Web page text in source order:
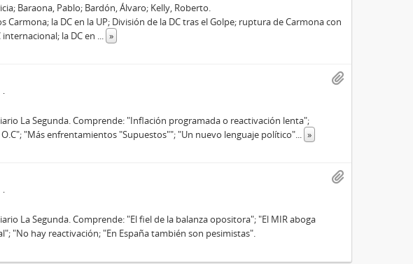
Baraona, Pablo; Bardón, Álvaro; Kelly, Roberto.
Carmona; la DC en la UP; División de la DC tras el Golpe; ruptura de Carmona con
internacional; la DC en ... »
La Segunda. Comprende: "Inflación programada o reactivación lenta";
"Más enfrentamientos "Supuestos""; "Un nuevo lenguaje político"... »
La Segunda. Comprende: "El fiel de la balanza opositora"; "El MIR aboga
"No hay reactivación; "En España también son pesimistas".